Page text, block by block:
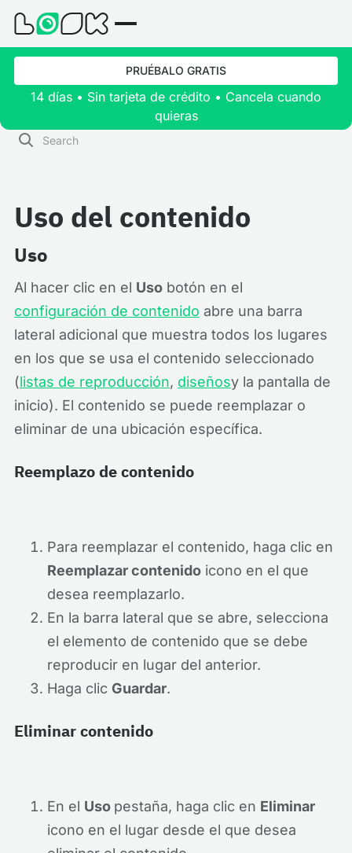
PRUÉBALO GRATIS
14 días • Sin tarjeta de crédito • Cancela cuando
quieras
Uso del contenido
Uso
Al hacer clic en el Uso botón en el
configuración de contenido abre una barra
lateral adicional que muestra todos los lugares
en los que se usa el contenido seleccionado
(listas de reproducción, diseñosy la pantalla de
inicio). El contenido se puede reemplazar o
eliminar de una ubicación específica.
Reemplazo de contenido
Para reemplazar el contenido, haga clic en
Reemplazar contenido icono en el que
desea reemplazarlo.
En la barra lateral que se abre, selecciona
el elemento de contenido que se debe
reproducir en lugar del anterior.
Haga clic Guardar.
Eliminar contenido
En el Uso pestaña, haga clic en Eliminar
icono en el lugar desde el que desea